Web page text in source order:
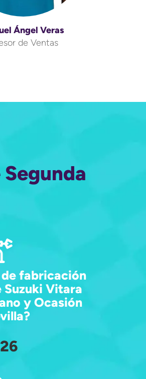
Ángel Veras
de Ventas
de fabricación
Suzuki Vitara
y Ocasión